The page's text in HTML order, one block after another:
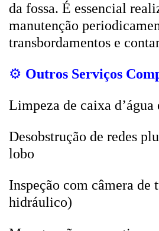
da fossa. É essencial
manutenção
transbordamentos e
⚙️ Outros Serviços
Limpeza de caixa d’água
Desobstrução de redes
lobo
Inspeção com câmera de
hidráulico)